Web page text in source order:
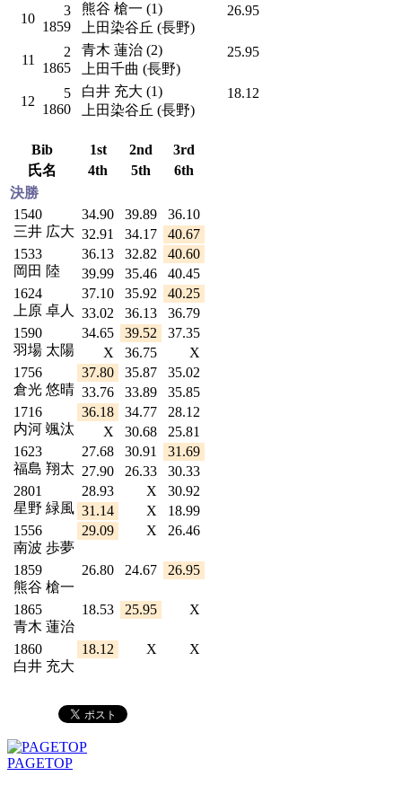
10
3
1859
熊谷 槍一 (1)
上田染谷丘 (長野)
26.95
11
2
1865
青木 蓮治 (2)
上田千曲 (長野)
25.95
12
5
1860
白井 充大 (1)
上田染谷丘 (長野)
18.12
Bib 1st 2nd
3rd
氏名
4th 5th
6th
決勝
1540
三井 広大
34.90 39.89
36.10
32.91
34.17
40.67
1533
岡田 陸
36.13 32.82
40.60
39.99
35.46
40.45
1624
上原 卓人
37.10 35.92
40.25
33.02
36.13
36.79
1590
羽場 太陽
34.65 39.52
37.35
X
36.75
X
1756
倉光 悠晴
37.80 35.87
35.02
33.76
33.89
35.85
1716
内河 颯汰
36.18 34.77
28.12
X
30.68
25.81
1623
福島 翔太
27.68 30.91
31.69
27.90
26.33
30.33
2801
星野 緑風
28.93 X
30.92
31.14
X
18.99
1556
南波 歩夢
29.09 X 26.46
1859
熊谷 槍一
26.80 24.67 26.95
1865
青木 蓮治
18.53 25.95 X
1860
白井 充大
18.12 X X
PAGETOP